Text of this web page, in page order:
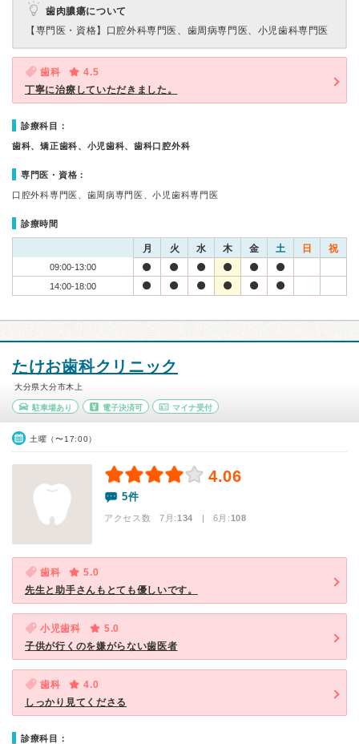
歯肉膿瘍について
【専門医・資格】 口腔外科専門医、歯周病専門医、小児歯科専門医
歯科
4.5
丁寧に治療していただきました。
診療科目：
歯科、矯正歯科、小児歯科、歯科口腔外科
専門医・資格：
口腔外科専門医、歯周病専門医、小児歯科専門医
診療時間
月 火 水 木 金 土 日 祝
09:00-13:00
14:00-18:00
たけお歯科クリニック
大分県大分市木上
駐車場あり 電子決済可 マイナ受付
土曜（〜17:00）
4.06
5件
アクセス数 7月:134 | 6月:108
歯科
5.0
先生と助手さんもとても優しいです。
小児歯科
5.0
子供が行くのを嫌がらない歯医者
歯科
4.0
しっかり見てくださる
診療科目：